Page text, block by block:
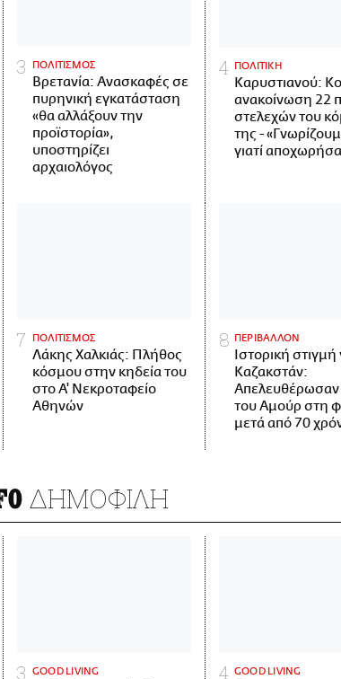
ΠΟΛΙΤΙΣΜΟΣ
Βρετανία: Ανασκαφές σε
πυρηνική εγκατάσταση
«θα αλλάξουν την
προϊστορία»,
υποστηρίζει
αρχαιολόγος
ΠΟΛΙΤΙΚΗ
Καρυστιανού:
ανακοίνωση 22
στελεχών του
της -
γιατί
ΠΟΛΙΤΙΣΜΟΣ
Λάκης Χαλκιάς: Πλήθος
κόσμου στην κηδεία του
στο Α' Νεκροταφείο
Αθηνών
ΠΕΡΙΒΑΛΛΟΝ
Ιστορική στιγμή
Καζακστάν:
Απελευθέρωσαν
του Αμούρ στη
μετά από 70
ΔΗΜΟΦΙΛΗ
GOOD LIVING GOOD LIVING